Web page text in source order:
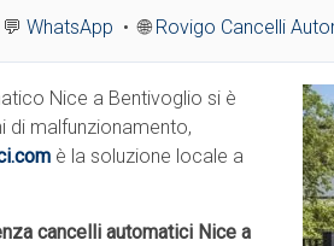
WhatsApp • 🌐 Rovigo Cancelli
Nice a Bentivoglio si è
malfunzionamento,
è la soluzione locale a
cancelli automatici Nice a